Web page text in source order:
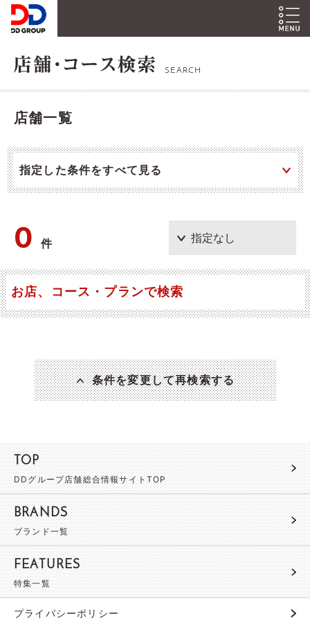
SEARCH
店舗一覧
指定した条件をすべて見る
0件
お店、コース・プランで検索
条件を変更して再検索する
TOP
DDグループ店舗総合情報サイトTOP
BRANDS
ブランド一覧
FEATURES
特集一覧
プライバシーポリシー